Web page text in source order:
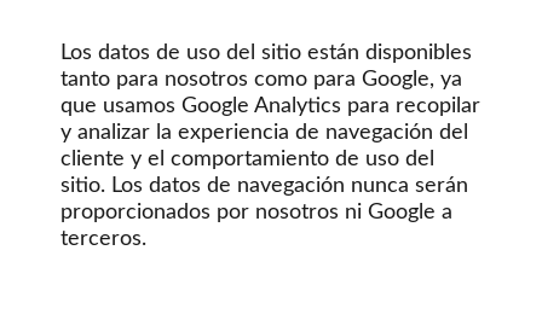
Los datos de uso del sitio están disponibles
tanto para nosotros como para Google, ya
que usamos Google Analytics para recopilar
y analizar la experiencia de navegación del
cliente y el comportamiento de uso del
sitio. Los datos de navegación nunca serán
proporcionados por nosotros ni Google a
terceros.